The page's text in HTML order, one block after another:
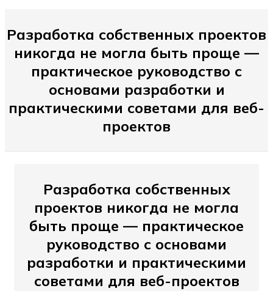
Разработка собственных проектов
никогда не могла быть проще —
практическое руководство с
основами разработки и
практическими советами для веб-
проектов
Разработка собственных
проектов никогда не могла
быть проще — практическое
руководство с основами
разработки и практическими
советами для веб-проектов